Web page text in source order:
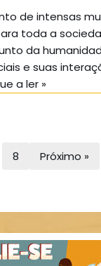
de intensas
toda a
da
e suas
a ler »
8 Próximo »